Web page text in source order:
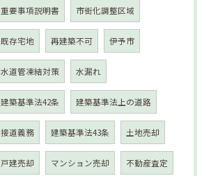
重要事項説明書 市街化調整区域
既存宅地 再建築不可 伊予市
水道管凍結対策 水漏れ
建築基準法42条 建築基準法上の道路
接道義務 建築基準法43条 土地売却
戸建売却 マンション売却 不動産査定